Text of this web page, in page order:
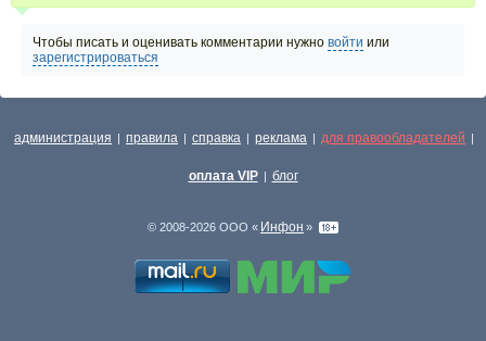
Чтобы писать и оценивать комментарии нужно войти или
зарегистрироваться
администрация | правила | справка | реклама | для правообладателей |
оплата VIP | блог
© 2008-2026 ООО « Инфон »